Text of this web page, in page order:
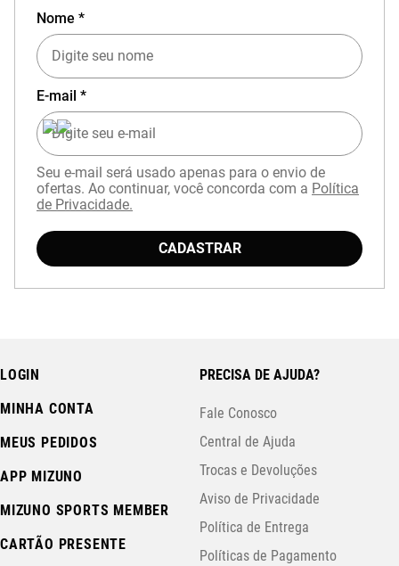
com cupom
Nome *
E-mail *
Seu e-mail será usado apenas para o envio de
ofertas. Ao continuar, você concorda com a Política
de Privacidade.
CADASTRAR
LOGIN
MINHA CONTA
MEUS PEDIDOS
APP MIZUNO
MIZUNO SPORTS MEMBER
CARTÃO PRESENTE
PRECISA DE AJUDA?
Fale Conosco
Central de Ajuda
Trocas e Devoluções
Aviso de Privacidade
Política de Entrega
Políticas de Pagamento